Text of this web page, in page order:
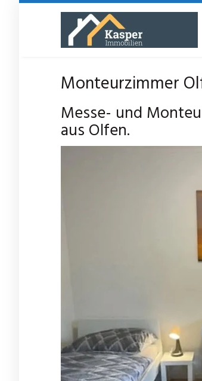
Monteurzimmer
Messe- und
aus Olfen.